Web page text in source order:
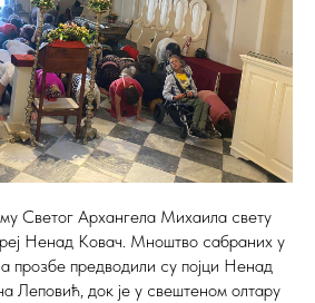
Светог Архангела Михаила свету
Ненад Ковач. Мноштво сабраних у
прозбе предводили су појци Ненад
Леповић, док је у свештеном олтару